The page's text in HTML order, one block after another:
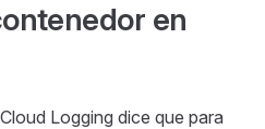
en
Logging dice que para